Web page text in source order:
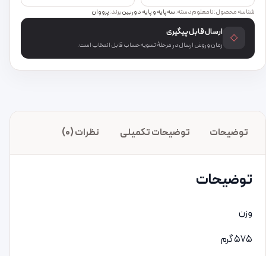
شناسه محصول:نامعلومدسته:سه‌پایه و پایه دوربینبرند:پرووان
◇ ارسال قابل پیگیری
زمان و روش ارسال در مرحلهٔ تسویه‌حساب قابل انتخاب است.
توضیحات توضیحات تکمیلی نظرات (0)
توضیحات
وزن
۵۷۵ گرم